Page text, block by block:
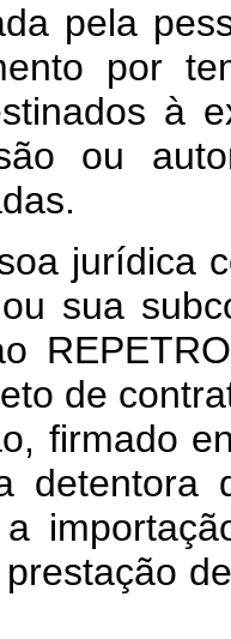
pela
por
à
ou
jurídica
sua
de
firmado
detentora